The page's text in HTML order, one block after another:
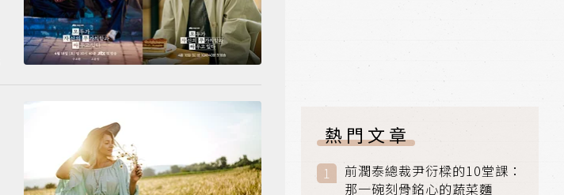
熱門文章
前潤泰總裁尹衍樑的10堂課：
那一碗刻骨銘心的蔬菜麵